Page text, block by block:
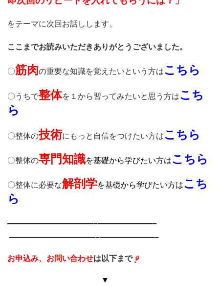
をテーマに次回お話しします。
ここまでお読みいただきありがとうございました。
〇筋肉の重要な知識を覚えたいという方はこちら
〇うちで整体を１から習ってみたいと思う方はこち
ら
〇整体の技術にもっと自信をつけたい方はこちら
〇整体の専門知識を基礎から学びたい方はこちら
〇整体に必要な解剖学を基礎から学びたい方はこち
ら
———————————–———————–
———————————–———————–
お申込み、お問い合わせは以下まで
▼